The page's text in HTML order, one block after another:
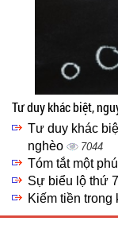
Tư duy khác biệt,
Tư duy khác
nghèo
7044
Tóm tắt một
Sự biểu lộ thứ 7
Kiếm tiền trong